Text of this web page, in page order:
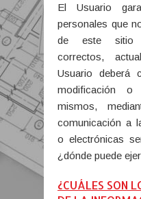
El Usuario
personales que
de este sitio
correctos,
Usuario deberá
modificación o
mismos,
comunicación a
o electrónicas
¿dónde puede
¿CUÁLES SON